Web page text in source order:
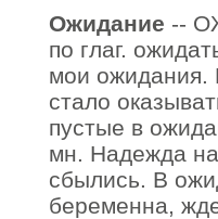
Ожидание --
по глаг.
мои ожидания.
стало
пустые в
мн. Надежда
сбылись. В
беременна,